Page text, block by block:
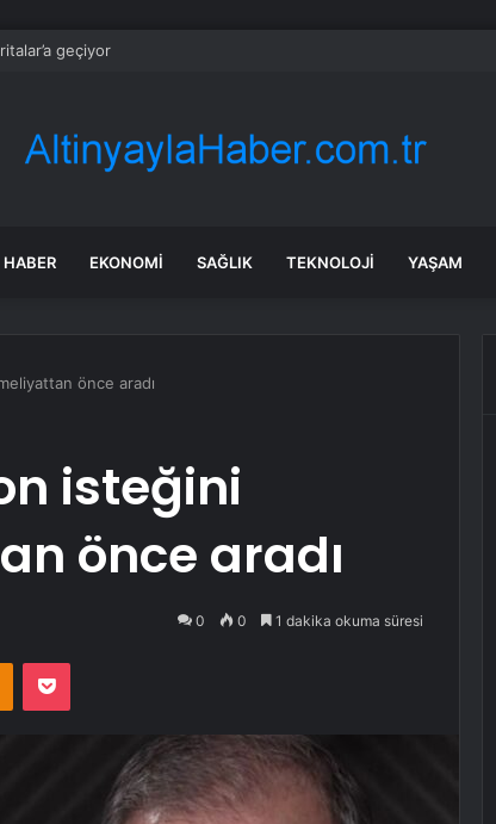
geçiyor
HABER EKONOMI SAĞLIK TEKNOLOJI YAŞAM
önce aradı
isteğini
önce aradı
0 0 1 dakika okuma süresi
Odnoklassniki
Pocket